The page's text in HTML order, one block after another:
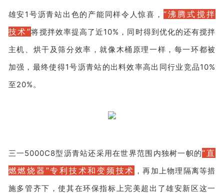
雄安1号沥青站出色的产能同样令人惊喜， “沸腾式搅拌
技术”将搅拌效率提高了近10%，同时得到优化的还有搅拌
主机、烘干及筛分效率，就像木桶原理一样，每一环都被
加强，最终使得1号沥青站的出料效率高出同行业竞品10%
至20%。
三一5000C8型沥青站还采用在世界范围内独树一帜的“直
燃燃烧器”专利技术和变频技术 ，再加上物理隔离等措
施多管齐下，使其在环保指标上完美超出了雄安新区这一